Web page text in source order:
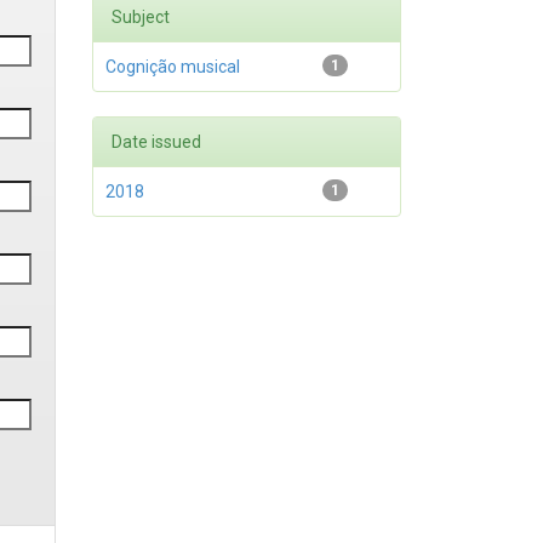
Subject
1
Cognição musical
Date issued
1
2018